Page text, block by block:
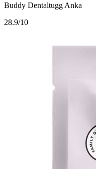
Buddy Dentaltugg Anka
28.9/10